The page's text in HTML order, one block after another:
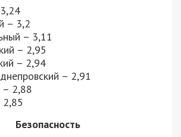
– 3,2
– 3,11
– 2,95
– 2,94
– 2,91
– 2,88
2,85
Безопасность